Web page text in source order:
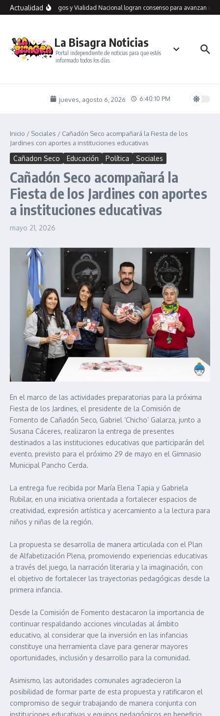
Saltar al contenido
ActualidadRío Gallegos y Vialidad Nacional logran consenso para avanzan en
La Bisagra Noticias
Portal independiente de noticias para que estés
informado todos los días.
jueves, agosto 6, 2026 6:40:10 PM
Inicio / Sociales / Cañadón Seco acompañará la Fiesta de los
Jardines con aportes a instituciones educativas
Cañadon Seco Educación Política Sociales
Cañadón Seco acompañará la
Fiesta de los Jardines con aportes
a instituciones educativas
mayo 21, 2026
En el marco de las actividades preparatorias para la próxima
Fiesta de los Jardines, el presidente de la Comisión de
Fomento de Cañadón Seco, Gabriel ‘Chicho’ Galarza, junto a
Susana Cáceres, realizaron la entrega de presentes
destinados a las instituciones educativas que participarán del
evento, previsto para el próximo 29 de mayo en el Gimnasio
Municipal Pancho Cerda.
La entrega fue recibida por María Elena Tapia y Gabriela
Rubilar, en una iniciativa orientada a fortalecer espacios de
creatividad, expresión artística y acercamiento a la lectura para
niños y niñas de la región.
La propuesta se desarrolla de manera articulada con el Plan
de Alfabetización Plena, promoviendo experiencias educativas
a través del juego, la narración literaria y la imaginación, con
el objetivo de fortalecer las trayectorias pedagógicas desde la
primera infancia.
Desde la Comisión de Fomento destacaron la importancia de
continuar respaldando acciones vinculadas al ámbito
educativo, al considerar que la inversión en las infancias
constituye una herramienta clave para generar mayores
oportunidades, inclusión y desarrollo para la comunidad.
Asimismo, las autoridades comunales agradecieron la
posibilidad de formar parte de esta propuesta y ratificaron el
compromiso de seguir trabajando de manera conjunta con
instituciones educativas y equipos pedagógicos en beneficio